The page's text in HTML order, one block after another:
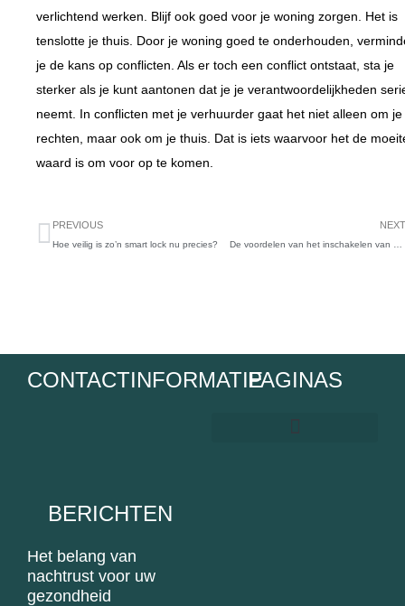
verlichtend werken. Blijf ook goed voor je woning zorgen. Het is
tenslotte je thuis. Door je woning goed te onderhouden,
je de kans op conflicten. Als er toch een conflict ontstaat, sta je
sterker als je kunt aantonen dat je je verantwoordelijkheden
neemt. In conflicten met je verhuurder gaat het niet alleen om je
rechten, maar ook om je thuis. Dat is iets waarvoor het de
waard is om voor op te komen.
Prev
PREVIOUS
Hoe veilig is zo’n smart lock nu precies?
NEXT
CONTACTINFORMATIEPAGINAS
BERICHTEN
Het belang van
nachtrust voor uw
gezondheid